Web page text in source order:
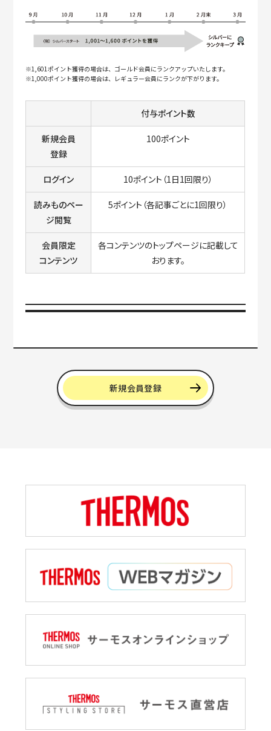
※1,601ポイント獲得の場合は、ゴールド会員にランクアップいたします。
※1,000ポイント獲得の場合は、レギュラー会員にランクが下がります。
付与ポイント数
新規会員
登録
100ポイント
ログイン 10ポイント（1日1回限り）
読みものペー
ジ閲覧
5ポイント（各記事ごとに1回限り）
会員限定
コンテンツ
各コンテンツのトップページに記載して
おります。
新規会員登録